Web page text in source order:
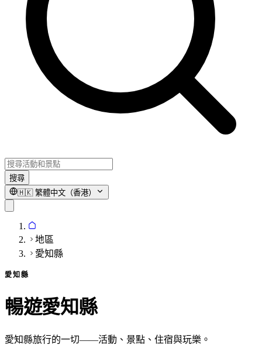
搜尋
🇭🇰 繁體中文（香港）
地區
愛知縣
愛知縣
暢遊愛知縣
愛知縣旅行的一切——活動、景點、住宿與玩樂。